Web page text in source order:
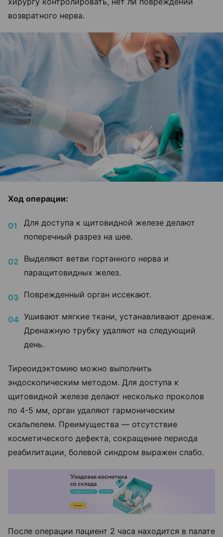
возвратного нерва.
Ход операции:
Для доступа к щитовидной железе делают
поперечный разрез на шее.
Выделяют ветви гортанного нерва и
паращитовидных желез.
Поврежденный орган иссекают.
Ушивают мягкие ткани, устанавливают дренаж.
Дренажную трубку удаляют на следующий
день.
Тиреоидэктомию можно выполнить
эндоскопическим методом. Для доступа к
щитовидной железе делают несколько проколов
по 4-5 мм, орган удаляют гармоническим
скальпелем. Преимущества — отсутствие
косметического дефекта, сокращение периода
реабилитации, болевой синдром выражен слабо.
После операции пациент 2 часа находится в палате